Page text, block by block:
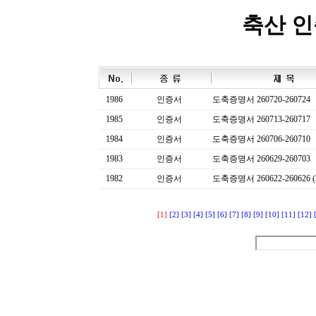
축산
1986 인증서
도축증명서 260720-260724
1985
인증서
도축증명서 260713-260717
1984
인증서
도축증명서 260706-260710
1983
인증서
도축증명서 260629-260703
1982
인증서 도축증명서 260622-260626
[1] [2] [3] [4] [5] [6] [7] [8] [9] [10] [11] [12]